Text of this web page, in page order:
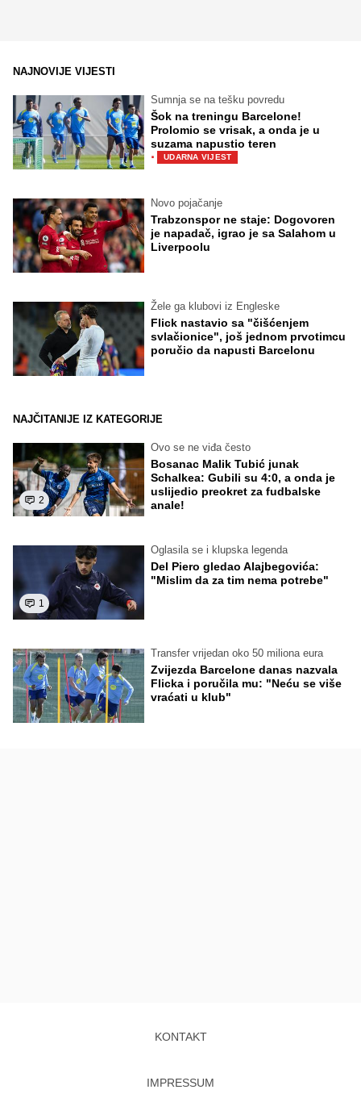
NAJNOVIJE VIJESTI
Sumnja se na tešku povredu
Šok na treningu Barcelone!
Prolomio se vrisak, a onda je u
suzama napustio teren
· UDARNA VIJEST
Novo pojačanje
Trabzonspor ne staje: Dogovoren
je napadač, igrao je sa Salahom u
Liverpoolu
Žele ga klubovi iz Engleske
Flick nastavio sa "čišćenjem
svlačionice", još jednom prvotimcu
poručio da napusti Barcelonu
NAJČITANIJE IZ KATEGORIJE
2
Ovo se ne viđa često
Bosanac Malik Tubić junak
Schalkea: Gubili su 4:0, a onda je
uslijedio preokret za fudbalske
anale!
1
Oglasila se i klupska legenda
Del Piero gledao Alajbegovića:
"Mislim da za tim nema potrebe"
Transfer vrijedan oko 50 miliona eura
Zvijezda Barcelone danas nazvala
Flicka i poručila mu: "Neću se više
vraćati u klub"
KONTAKT
IMPRESSUM